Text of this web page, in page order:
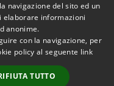
© 2026 • Comune di
Terme • Powered
Municipium
Accesso
navigazione del sito ed un
elaborare informazioni
anonime.
con la navigazione, per
policy al seguente link
TUTTO